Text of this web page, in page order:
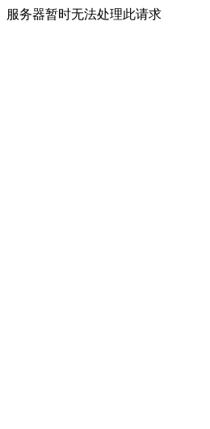
服务器暂时无法处理此请求